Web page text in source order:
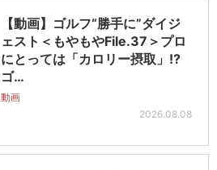
【動画】ゴルフ“勝手に”ダイジ
ェスト＜もやもやFile.37＞プロ
にとっては「カロリー摂取」!?
ゴ…
動画
2026.08.08